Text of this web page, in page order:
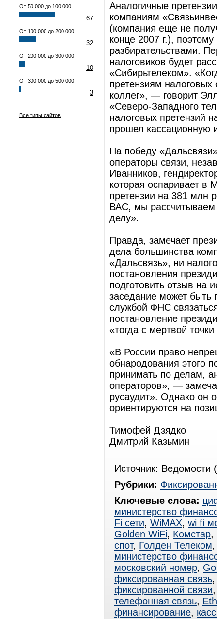
От 50 000 до 100 000
67
От 100 000 до 200 000
32
От 200 000 до 300 000
10
От 300 000 до 500 000
3
Все типы сайтов
Аналогичные
компаниям
(компания еще не
конце 2007 г.),
разбирательствами.
налоговиков будет
«Сибирьтелеком».
претензиям налоговых
коллег», — говорит
«Северо-Западного
налоговых претензий
прошел кассационную
На победу
операторы связи,
Иванников,
которая оспаривает в
претензии на 381 млн
ВАС, мы рассчитываем
делу».
Правда, замечает
дела большинства
«Дальсвязь», ни
постановления
подготовить отзыв на
заседание может быть
службой ФНС
постановление
«тогда с мертвой
«В России право
обнародования этого
принимать по делам,
операторов», —
русаудит». Однако он
ориентируются на
Тимофей Дзядко
Дмитрий Казьмин
Источник: Ведомости (
Рубрики:
Ключевые слова:
министерство
Fi сети, WiMAX, wi fi
Golden WiFi, Комстар,
спот, Голден Телеком
министерство
московский номер,
фиксированная связь
фиксированной связи
телефонная связь,
финансирование,